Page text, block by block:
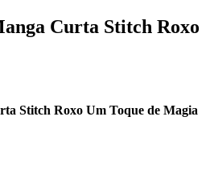
Curta Stitch Roxo
Stitch Roxo Um Toque de Magia